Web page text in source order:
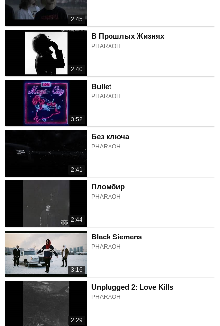
2:45
2:40
В Прошлых Жизнях
PHARAOH
3:52
Bullet
PHARAOH
2:41
Без ключа
PHARAOH
2:44
Пломбир
PHARAOH
3:16
Black Siemens
PHARAOH
2:29
Unplugged 2: Love Kills
PHARAOH